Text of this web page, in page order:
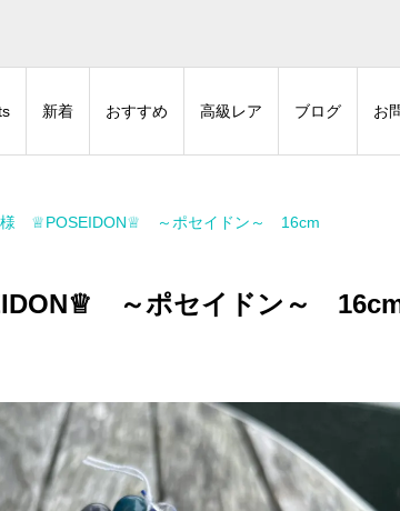
新着 おすすめ 高級レア ブログ お
様 ♕POSEIDON♕ ～ポセイドン～ 16cm
～ポセイドン～
ンツの販売サイトです！